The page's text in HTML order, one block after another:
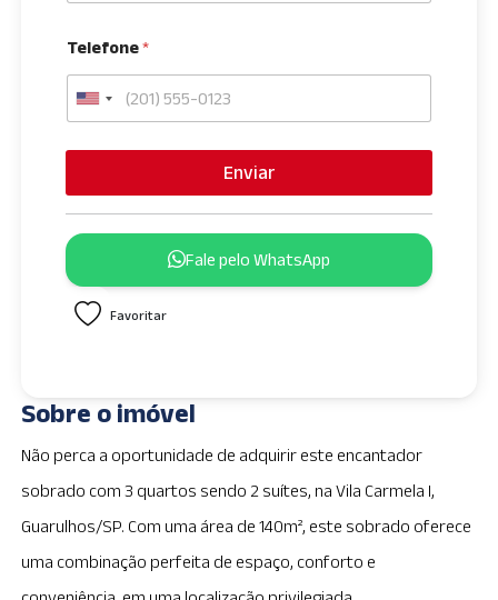
Telefone*
U
e
d
t
a
+
1
Enviar
Fale pelo WhatsApp
Favoritar
Sobre o imóvel
Não perca a oportunidade de adquirir este encantador
sobrado com 3 quartos sendo 2 suítes, na Vila Carmela I,
Guarulhos/SP. Com uma área de 140m², este sobrado oferece
uma combinação perfeita de espaço, conforto e